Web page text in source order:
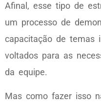
Afinal, esse tipo de
um processo de
capacitação de temas
voltados para as
da equipe.
Mas como fazer isso